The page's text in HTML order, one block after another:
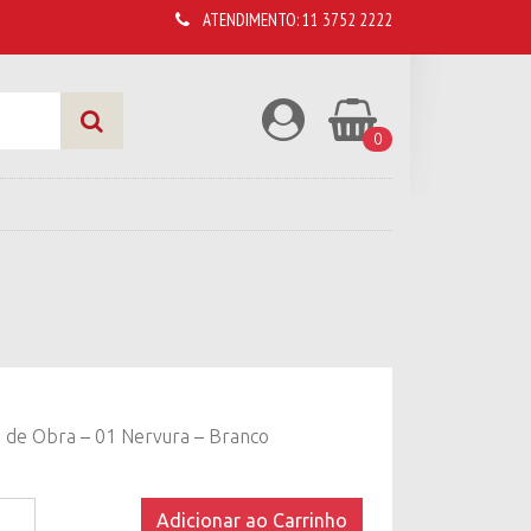
ATENDIMENTO:11 3752 2222
0
de Obra – 01 Nervura – Branco
Adicionar ao Carrinho